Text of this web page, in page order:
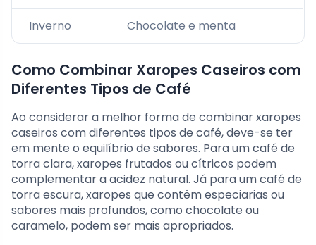
Inverno Chocolate e menta
Como Combinar Xaropes Caseiros com
Diferentes Tipos de Café
Ao considerar a melhor forma de combinar xaropes
caseiros com diferentes tipos de café, deve-se ter
em mente o equilíbrio de sabores. Para um café de
torra clara, xaropes frutados ou cítricos podem
complementar a acidez natural. Já para um café de
torra escura, xaropes que contêm especiarias ou
sabores mais profundos, como chocolate ou
caramelo, podem ser mais apropriados.